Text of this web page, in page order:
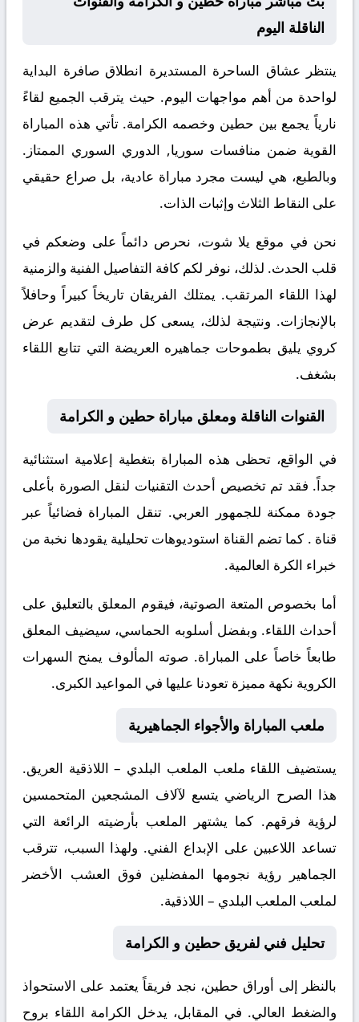
الناقلة اليوم
ينتظر عشاق الساحرة المستديرة انطلاق صافرة البداية
لواحدة من أهم مواجهات اليوم. حيث يترقب الجميع لقاءً
نارياً يجمع بين حطين وخصمه الكرامة. تأتي هذه المباراة
القوية ضمن منافسات سوريا, الدوري السوري الممتاز .
وبالطبع، هي ليست مجرد مباراة عادية، بل صراع حقيقي
على النقاط الثلاث وإثبات الذات.
نحن في موقع يلا شوت، نحرص دائماً على وضعكم في
قلب الحدث. لذلك، نوفر لكم كافة التفاصيل الفنية والزمنية
لهذا اللقاء المرتقب. يمتلك الفريقان تاريخاً كبيراً وحافلاً
بالإنجازات. ونتيجة لذلك، يسعى كل طرف لتقديم عرض
كروي يليق بطموحات جماهيره العريضة التي تتابع اللقاء
بشغف.
القنوات الناقلة ومعلق مباراة حطين و الكرامة
في الواقع، تحظى هذه المباراة بتغطية إعلامية استثنائية
جداً. فقد تم تخصيص أحدث التقنيات لنقل الصورة بأعلى
جودة ممكنة للجمهور العربي. تنقل المباراة فضائياً عبر
قناة . كما تضم القناة استوديوهات تحليلية يقودها نخبة من
خبراء الكرة العالمية.
أما بخصوص المتعة الصوتية، فيقوم المعلق بالتعليق على
أحداث اللقاء. وبفضل أسلوبه الحماسي، سيضيف المعلق
طابعاً خاصاً على المباراة. صوته المألوف يمنح السهرات
الكروية نكهة مميزة تعودنا عليها في المواعيد الكبرى.
ملعب المباراة والأجواء الجماهيرية
يستضيف اللقاء ملعب الملعب البلدي – اللاذقية العريق.
هذا الصرح الرياضي يتسع لآلاف المشجعين المتحمسين
لرؤية فرقهم. كما يشتهر الملعب بأرضيته الرائعة التي
تساعد اللاعبين على الإبداع الفني. ولهذا السبب، تترقب
الجماهير رؤية نجومها المفضلين فوق العشب الأخضر
لملعب الملعب البلدي – اللاذقية.
تحليل فني لفريق حطين و الكرامة
بالنظر إلى أوراق حطين، نجد فريقاً يعتمد على الاستحواذ
والضغط العالي. في المقابل، يدخل الكرامة اللقاء بروح